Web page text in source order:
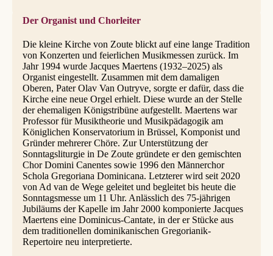
Der Organist und Chorleiter
Die kleine Kirche von Zoute blickt auf eine lange Tradition
von Konzerten und feierlichen Musikmessen zurück. Im
Jahr 1994 wurde Jacques Maertens (1932–2025) als
Organist eingestellt. Zusammen mit dem damaligen
Oberen, Pater Olav Van Outryve, sorgte er dafür, dass die
Kirche eine neue Orgel erhielt. Diese wurde an der Stelle
der ehemaligen Königstribüne aufgestellt. Maertens war
Professor für Musiktheorie und Musikpädagogik am
Königlichen Konservatorium in Brüssel, Komponist und
Gründer mehrerer Chöre. Zur Unterstützung der
Sonntagsliturgie in De Zoute gründete er den gemischten
Chor Domini Canentes sowie 1996 den Männerchor
Schola Gregoriana Dominicana. Letzterer wird seit 2020
von Ad van de Wege geleitet und begleitet bis heute die
Sonntagsmesse um 11 Uhr. Anlässlich des 75-jährigen
Jubiläums der Kapelle im Jahr 2000 komponierte Jacques
Maertens eine Dominicus-Cantate, in der er Stücke aus
dem traditionellen dominikanischen Gregorianik-
Repertoire neu interpretierte.